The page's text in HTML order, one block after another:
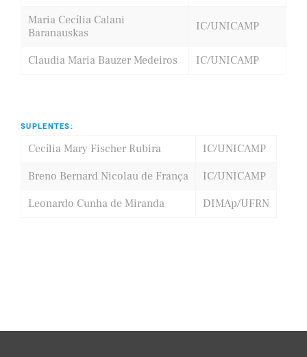
Maria Cecília Calani
Baranauskas
IC/UNICAMP
Claudia Maria Bauzer Medeiros IC/UNICAMP
SUPLENTES:
Cecília Mary Fischer Rubira
IC/UNICAMP
Breno Bernard Nicolau de França
IC/UNICAMP
Leonardo Cunha de Miranda
DIMAp/UFRN